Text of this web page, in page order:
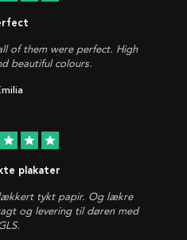
of them were perfect. High
beautiful colours.
star star star
plakater
tykt papir. Og lækre
og levering til døren med